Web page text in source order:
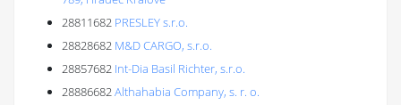
28811682 PRESLEY s.r.o.
28828682 M&D CARGO, s.r.o.
28857682 Int-Dia Basil Richter, s.r.o.
28886682Althahabia Company, s. r. o.